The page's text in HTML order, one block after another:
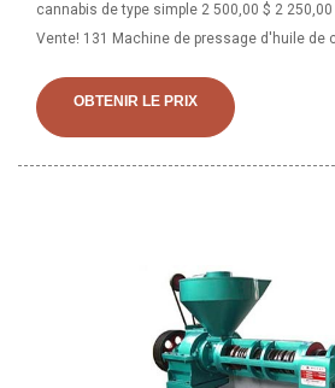
cannabis de type simple 2 500,00 $ 2
Vente! 131 Machine de pressage d'huile de
de tournesol pressées à froid à vendre. Une
de machine à huile de tournesol pressée à
OBTENIR LE PRIX